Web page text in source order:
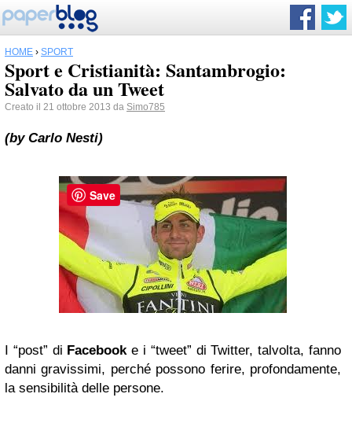
HOME › SPORT
Sport e Cristianità: Santambrogio:
Salvato da un Tweet
Creato il 21 ottobre 2013 da Simo785
(by Carlo Nesti)
I “post” di Facebooke i “tweet” di Twitter, talvolta, fanno
danni gravissimi, perché possono ferire, profondamente,
la sensibilità delle persone.
Save